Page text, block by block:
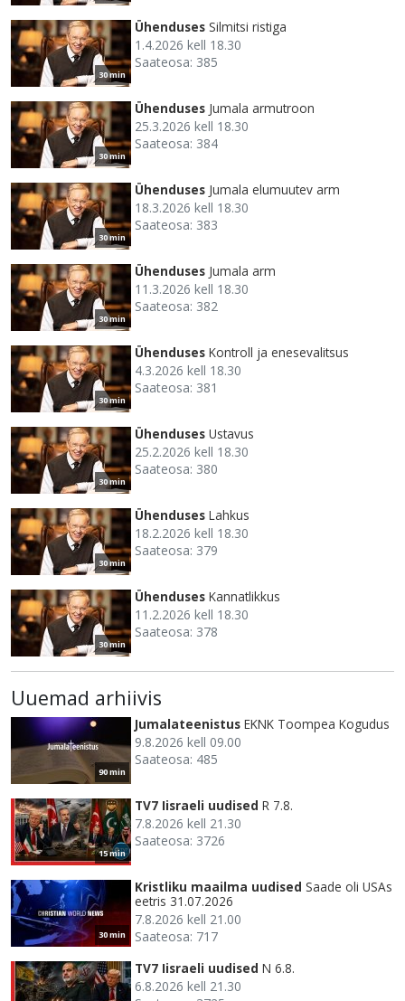
30 min
Ühenduses Silmitsi ristiga
1.4.2026 kell 18.30
Saateosa: 385
30 min
Ühenduses Jumala armutroon
25.3.2026 kell 18.30
Saateosa: 384
30 min
Ühenduses Jumala elumuutev arm
18.3.2026 kell 18.30
Saateosa: 383
30 min
Ühenduses Jumala arm
11.3.2026 kell 18.30
Saateosa: 382
30 min
Ühenduses Kontroll ja enesevalitsus
4.3.2026 kell 18.30
Saateosa: 381
30 min
Ühenduses Ustavus
25.2.2026 kell 18.30
Saateosa: 380
30 min
Ühenduses Lahkus
18.2.2026 kell 18.30
Saateosa: 379
30 min
Ühenduses Kannatlikkus
11.2.2026 kell 18.30
Saateosa: 378
Uuemad arhiivis
90 min
Jumalateenistus EKNK Toompea Kogudus
9.8.2026 kell 09.00
Saateosa: 485
15 min
TV7 Iisraeli uudised R 7.8.
7.8.2026 kell 21.30
Saateosa: 3726
30 min
Kristliku maailma uudised Saade oli USAs
eetris 31.07.2026
7.8.2026 kell 21.00
Saateosa: 717
TV7 Iisraeli uudised N 6.8.
6.8.2026 kell 21.30